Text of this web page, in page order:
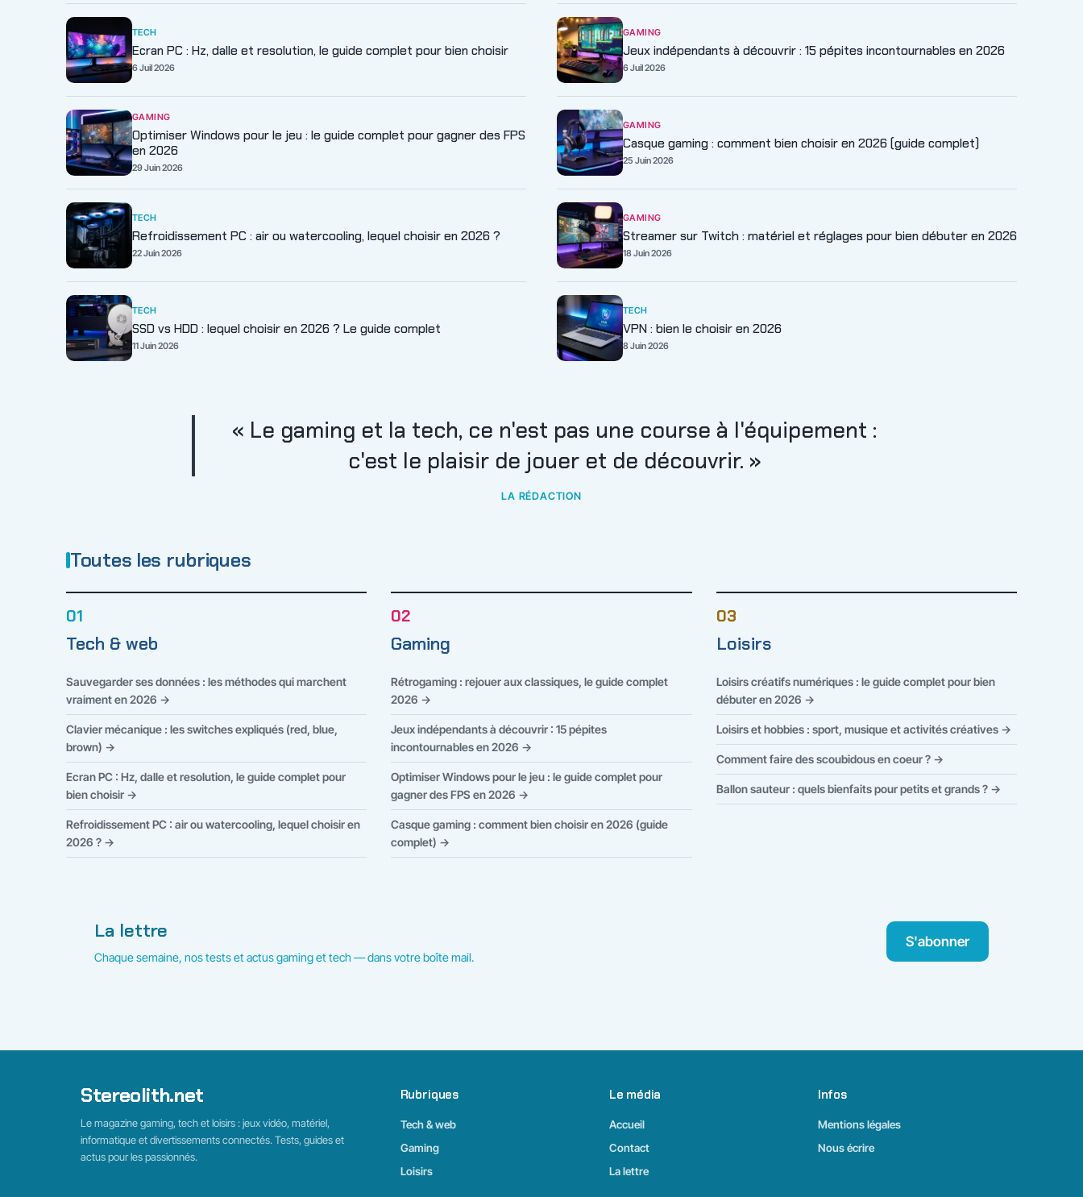
TECH
Ecran PC : Hz, dalle et resolution, le guide complet pour bien choisir
6 Juil 2026
GAMING
Jeux indépendants à découvrir : 15 pépites incontournables en 2026
6 Juil 2026
GAMING
Optimiser Windows pour le jeu : le guide complet pour gagner des FPS
en 2026
29 Juin 2026
GAMING
Casque gaming : comment bien choisir en 2026 (guide complet)
25 Juin 2026
TECH
Refroidissement PC : air ou watercooling, lequel choisir en 2026 ?
22 Juin 2026
GAMING
Streamer sur Twitch : matériel et réglages pour bien débuter en 2026
18 Juin 2026
TECH
SSD vs HDD : lequel choisir en 2026 ? Le guide complet
11 Juin 2026
TECH
VPN : bien le choisir en 2026
8 Juin 2026
« Le gaming et la tech, ce n'est pas une course à l'équipement :
c'est le plaisir de jouer et de découvrir. »
LA RÉDACTION
Toutes les rubriques
01
Tech & web
Sauvegarder ses données : les méthodes qui marchent
vraiment en 2026 →
Clavier mécanique : les switches expliqués (red, blue,
brown) →
Ecran PC : Hz, dalle et resolution, le guide complet pour
bien choisir →
Refroidissement PC : air ou watercooling, lequel choisir en
2026 ? →
02
Gaming
Rétrogaming : rejouer aux classiques, le guide complet
2026 →
Jeux indépendants à découvrir : 15 pépites
incontournables en 2026 →
Optimiser Windows pour le jeu : le guide complet pour
gagner des FPS en 2026 →
Casque gaming : comment bien choisir en 2026 (guide
complet) →
03
Loisirs
Loisirs créatifs numériques : le guide complet pour bien
débuter en 2026 →
Loisirs et hobbies : sport, musique et activités créatives →
Comment faire des scoubidous en coeur ? →
Ballon sauteur : quels bienfaits pour petits et grands ? →
La lettre
Chaque semaine, nos tests et actus gaming et tech — dans votre boîte mail.
S'abonner
Stereolith.net
Le magazine gaming, tech et loisirs : jeux vidéo, matériel,
informatique et divertissements connectés. Tests, guides et
actus pour les passionnés.
Rubriques
Tech & web
Gaming
Loisirs
Le média
Accueil
Contact
La lettre
Infos
Mentions légales
Nous écrire